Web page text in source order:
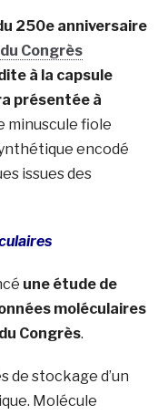
250e anniversaire
Congrès
à la capsule
présentée à
minuscule fiole
encodé
issues des
une étude de
moléculaires
Congrès.
de stockage d’un
Molécule